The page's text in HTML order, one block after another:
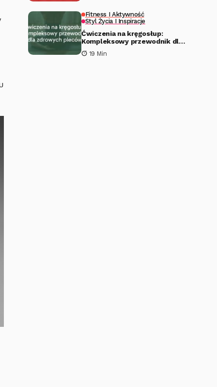
Fitness I Aktywność
Styl Życia I Inspiracje
Ćwiczenia na kręgosłup:
Kompleksowy przewodnik dla
zdrowych pleców
19 Min